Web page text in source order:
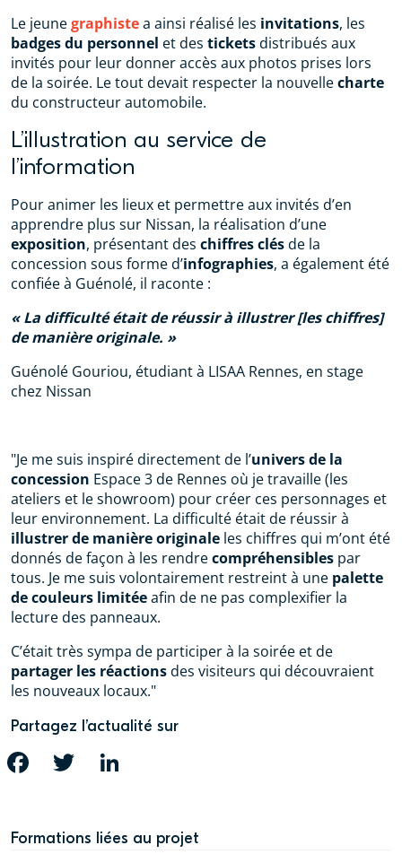
Le jeunegraphistea ainsi réalisé les invitations, les
badges du personnel et des ticketsdistribués aux
invités pour leur donner accès aux photos prises lors
de la soirée. Le tout devait respecter la nouvellecharte
du constructeur automobile.
L’illustration au service de
l’information
Pour animer les lieux et permettre aux invités d’en
apprendre plus sur Nissan, la réalisation d’une
exposition, présentant des chiffres clésde la
concession sous forme d’infographies, a également été
confiée à Guénolé, il raconte :
La difficulté était de réussir à illustrer [les chiffres]
de manière originale.
Guénolé Gouriou, étudiant à LISAA Rennes, en stage
chez Nissan
"Je me suis inspiré directement de l’univers de la
concession Espace 3 de Rennes où je travaille (les
ateliers et le showroom) pour créer ces personnages et
leur environnement. La difficulté était de réussir à
illustrer de manière originale les chiffres qui m’ont été
donnés de façon à les rendrecompréhensibles par
tous. Je me suis volontairement restreint à une palette
de couleurs limitéeafin de ne pas complexifier la
lecture des panneaux.
C’était très sympa de participer à la soirée et de
partager les réactionsdes visiteurs qui découvraient
les nouveaux locaux."
Partagez l’actualité sur
FACEBOOK TWITTER
Formations liées au projet